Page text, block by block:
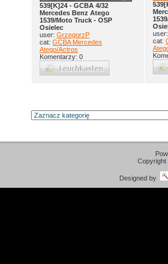
539[K]24 - GCBA 4/32
Mercedes Benz Atego
1539/Moto Truck - OSP
Osielec
user: GrzegorzP
cat: GCBA Mercedes
Atego/Actros
Komentarzy: 0
cat:
Designed by